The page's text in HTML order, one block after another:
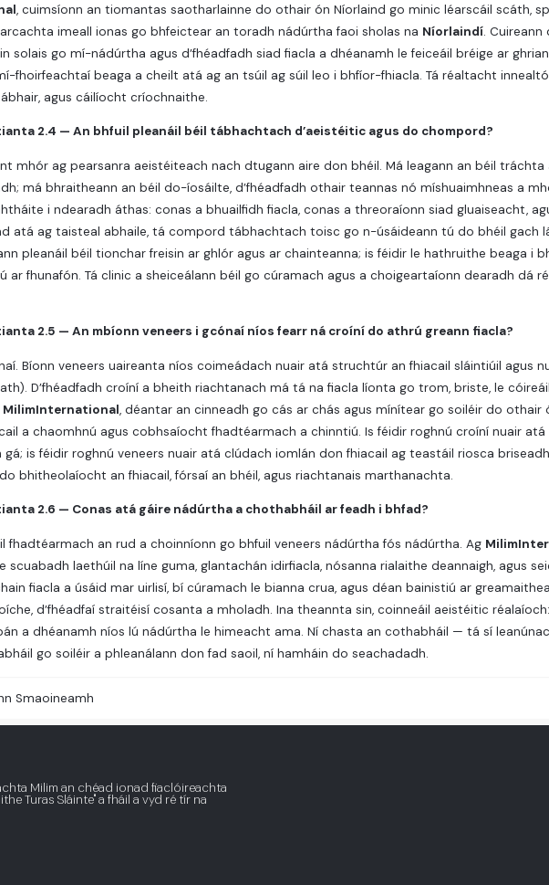
, cuimsíonn an tiomantas saotharlainne do othair ón Níorlaind go minic léarscáil scáth,
imeall ionas go bhfeictear an toradh nádúrtha faoi sholas na Níorlaindí.
solais go mí-nádúrtha agus d’fhéadfadh siad fiacla a dhéanamh le feiceáil bréige ar
fhoirfeachtaí beaga a cheilt atá ag an tsúil ag súil leo i bhfíor-fhiacla. Tá réaltacht
agus cáilíocht críochnaithe.
2.4 — An bhfuil pleanáil béil tábhachtach d’aeistéitic agus do chompord?
mhór ag pearsanra aeistéiteach nach dtugann aire don bhéil. Má leagann an béil tráchta
má bhraitheann an béil do-íosáilte, d’fhéadfadh othair teannas nó míshuaimhneas a
i ndearadh áthas: conas a bhuailfidh fiacla, conas a threoraíonn siad gluaiseacht,
atá ag taisteal abhaile, tá compord tábhachtach toisc go n-úsáideann tú do bhéil gach
pleanáil béil tionchar freisin ar ghlór agus ar chainteanna; is féidir le hathruithe beaga i
ar fhunafón. Tá clinic a sheiceálann béil go cúramach agus a choigeartaíonn dearadh dá
2.5 — An mbíonn veneers i gcónaí níos fearr ná croíní do athrú greann fiacla?
Bíonn veneers uaireanta níos coimeádach nuair atá struchtúr an fhiacail sláintiúil agus
D’fhéadfadh croíní a bheith riachtanach má tá na fiacla líonta go trom, briste, le
MilimInternational, déantar an cinneadh go cás ar chás agus mínítear go soiléir do othair
a chaomhnú agus cobhsaíocht fhadtéarmach a chinntiú. Is féidir roghnú croíní nuair
gá; is féidir roghnú veneers nuair atá clúdach iomlán don fhiacail ag teastáil riosca
bhitheolaíocht an fhiacail, fórsaí an bhéil, agus riachtanais marthanachta.
2.6 — Conas atá gáire nádúrtha a chothabháil ar feadh i bhfad?
fhadtéarmach an rud a choinníonn go bhfuil veneers nádúrtha fós nádúrtha. Ag
scuabadh laethúil na líne guma, glantachán idirfiacla, nósanna rialaithe deannaigh, agus
fiacla a úsáid mar uirlisí, bí cúramach le bianna crua, agus déan bainistiú ar
d’fhéadfaí straitéisí cosanta a mholadh. Ina theannta sin, coinneáil aeistéitic
a dhéanamh níos lú nádúrtha le himeacht ama. Ní chasta an cothabháil — tá sí
go soiléir a phleanálann don fad saoil, ní hamháin do seachadadh.
Smaoineamh
Milim an chéad ionad fiaclóireachta
Turas Sláinte" a fháil a vyd ré tír na